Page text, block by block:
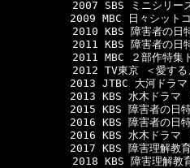
　　　　　2007 SBS ミニシリー
2009 MBC 日々シットコム ＜
　　　　　2010 KBS 障害者の日
　　　　　2011 KBS 障害者の日
　　　　　2011 MBC ２部作特集
　　　　　2012 TV東京 ＜愛する
2013 JTBC 大河ドラマ ＜宮
2013 KBS 水木ドラマ ＜美
2015 KBS 障害者の日特集ド
2016 KBS 障害者の日特集ド
2016 KBS 水木ドラマ ＜む
2017 KBS 障害理解教育ドラ
　　　　　2018 KBS 障害理解教